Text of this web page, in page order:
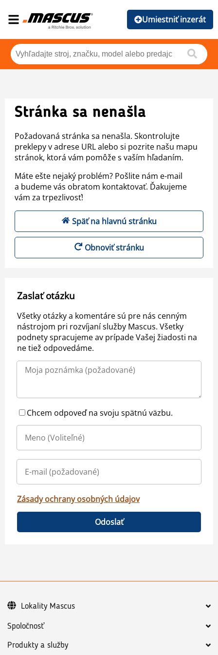
Umiestniť inzerát
Stránka sa nenašla
Požadovaná stránka sa nenašla. Skontrolujte
preklepy v adrese URL alebo si pozrite našu mapu
stránok, ktorá vám pomôže s vaším hľadaním.
Máte ešte nejaký problém? Pošlite nám e-mail
a budeme vás obratom kontaktovať. Ďakujeme
vám za trpezlivosť!
Späť na hlavnú stránku
Obnoviť stránku
Zaslať otázku
Všetky otázky a komentáre sú pre nás cenným
nástrojom pri rozvíjaní služby Mascus. Všetky
podnety spracujeme av prípade Vašej žiadosti na
ne tiež odpovedáme.
Chcem odpoveď na svoju spätnú väzbu.
Zásady ochrany osobných údajov
Odoslať
Spoločnosť
Produkty a služby
Lokality Mascus